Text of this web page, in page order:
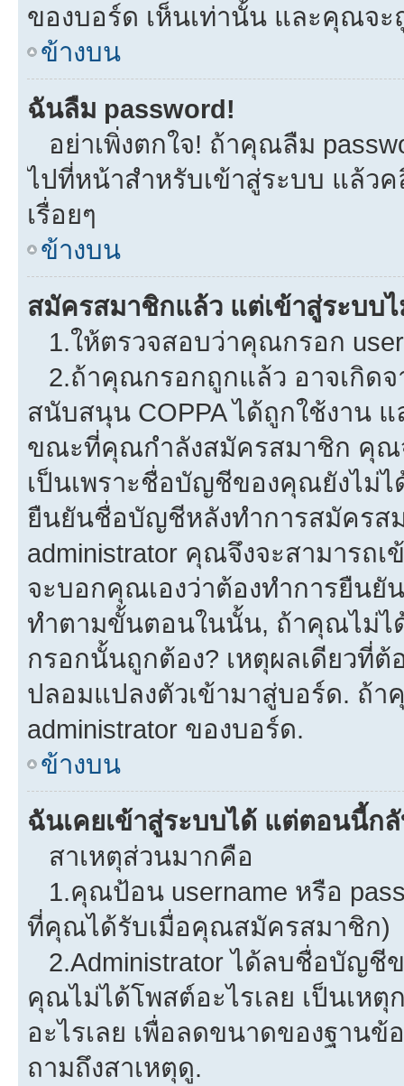
ของบอร์ด เห็นเท่านั้น และคุณจ
ข้างบน
ฉันลืม password!
อย่าเพิ่งตกใจ! ถ้าคุณลืม
ไปที่หน้าสำหรับเข้าสู่ระบบ แล้ว
เรื่อยๆ
ข้างบน
สมัครสมาชิกแล้ว แต่เข้าสู่ระบบ
1.ให้ตรวจสอบว่าคุณกรอก
2.ถ้าคุณกรอกถูกแล้ว อาจเกิดจ
สนับสนุน COPPA ได้ถูกใช้งาน
ขณะที่คุณกำลังสมัครสมาชิก คุณ
เป็นเพราะชื่อบัญชีของคุณยังไม่
ยืนยันชื่อบัญชีหลังทำการสมัครส
administrator คุณจึงจะสามารถ
จะบอกคุณเองว่าต้องทำการยืน
ทำตามขั้นตอนในนั้น, ถ้าคุณไม่ไ
กรอกนั้นถูกต้อง? เหตุผลเดียวที่
ปลอมแปลงตัวเข้ามาสู่บอร์ด. ถ้
administrator ของบอร์ด.
ข้างบน
ฉันเคยเข้าสู่ระบบได้ แต่ตอนนี้ก
สาเหตุส่วนมากคือ
1.คุณป้อน username หรือ
ที่คุณได้รับเมื่อคุณสมัครสมาชิก)
2.Administrator ได้ลบชื่อบัญชี
คุณไม่ได้โพสต์อะไรเลย เป็นเห
อะไรเลย เพื่อลดขนาดของฐาน
ถามถึงสาเหตุดู.